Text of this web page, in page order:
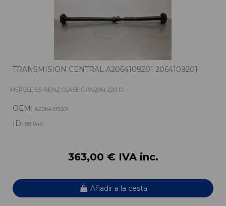
TRANSMISION CENTRAL A2064109201 2064109201
MERCEDES-BENZ CLASE C (W206) 220 D
OEM: A2064109201
ID: 881940
363,00 € IVA inc.
Añadir a la cesta